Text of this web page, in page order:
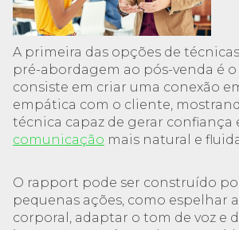
A primeira das opções de
pré-abordagem ao pós-venda é
consiste em criar uma conexão
empática com o cliente,
técnica capaz de gerar confiança
comunicação mais natural e
O rapport pode ser construído
pequenas ações, como espelhar
corporal, adaptar o tom de voz e